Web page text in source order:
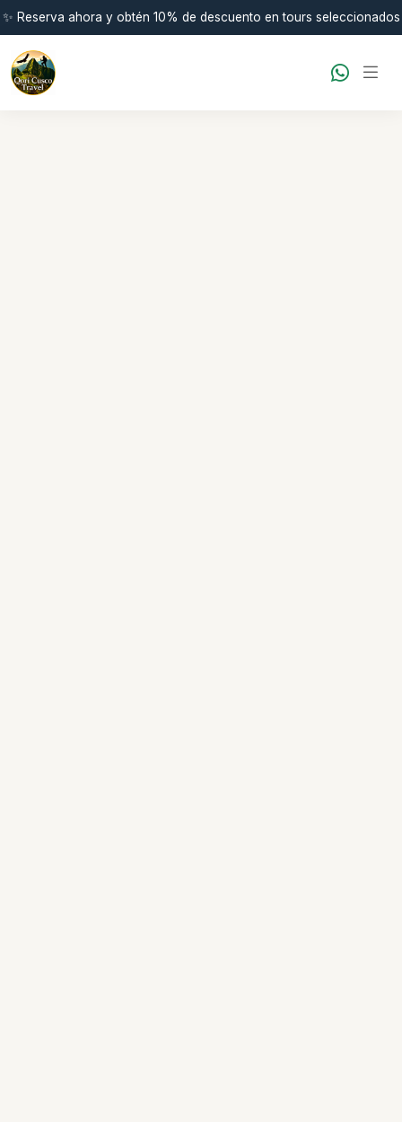
✨ Reserva ahora y obtén 10% de descuento en tours seleccionados